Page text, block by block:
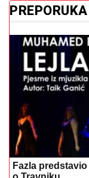
Fazla